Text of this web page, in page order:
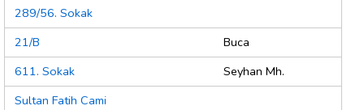
289/56. Sokak
21/B
Buca
611. Sokak
Seyhan Mh.
Sultan Fatih Cami